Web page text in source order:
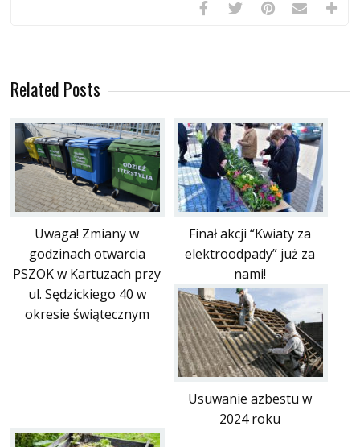
Related Posts
Uwaga! Zmiany w
godzinach otwarcia
PSZOK w Kartuzach przy
ul. Sędzickiego 40 w
okresie świątecznym
Finał akcji “Kwiaty za
elektroodpady” już za
nami!
Usuwanie azbestu w
2024 roku